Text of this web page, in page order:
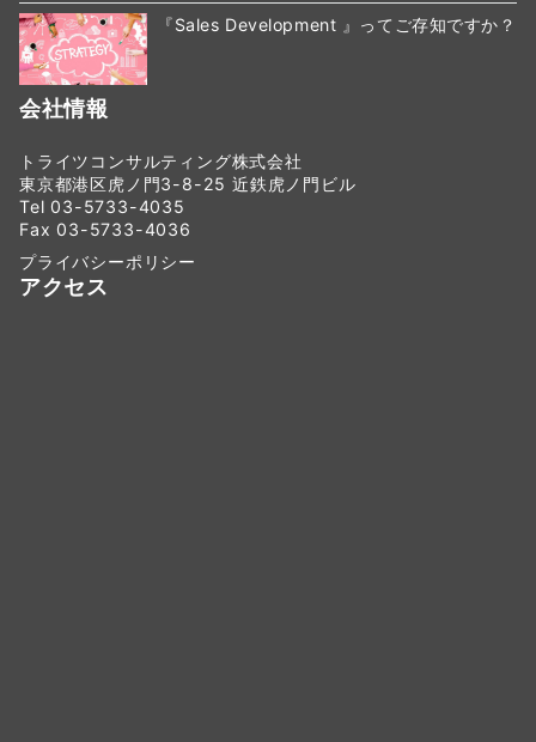
『Sales Development 』ってご存知ですか？
会社情報
トライツコンサルティング株式会社
東京都港区虎ノ門3-8-25 近鉄虎ノ門ビル
Tel 03-5733-4035
Fax 03-5733-4036
プライバシーポリシー
アクセス